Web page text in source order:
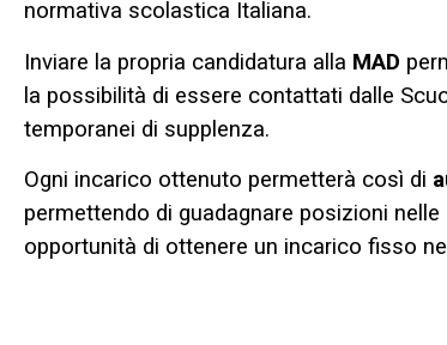
normativa scolastica Italiana.
Inviare la propria candidatura alla MAD
la possibilità di essere contattati dalle
temporanei di supplenza.
Ogni incarico ottenuto permetterà così di
permettendo di guadagnare posizioni
opportunità di ottenere un incarico fisso nel